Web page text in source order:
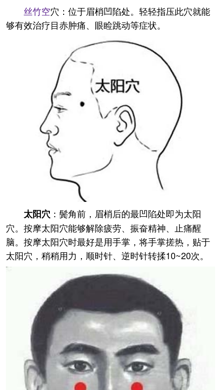
丝竹空穴：位于眉梢凹陷处。轻轻指压此穴就能
够有效治疗目赤肿痛、眼睑跳动等症状。
太阳穴 ：鬓角前，眉梢后的最凹陷处即为太阳
穴。按摩太阳穴能够解除疲劳、振奋精神、止痛醒
脑。按摩太阳穴时最好是用手掌，将手掌搓热，贴于
太阳穴，稍稍用力，顺时针、逆时针转揉10~20次。